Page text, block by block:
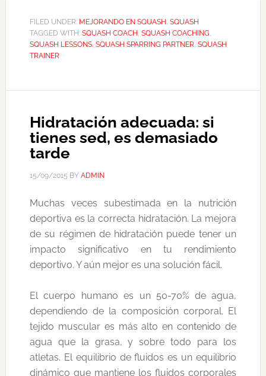
FILED UNDER: MEJORANDO EN SQUASH , SQUASH
TAGGED WITH: SQUASH COACH , SQUASH COACHING,
SQUASH LESSONS, SQUASH SPARRING PARTNER, SQUASH
TRAINER
Hidratación adecuada: si
tienes sed, es demasiado
tarde
15/09/2015 BY ADMIN
Muchas veces subestimada en la nutrición
deportiva es la correcta hidratación. La mejora
de su régimen de hidratación puede tener un
impacto significativo en tu rendimiento
deportivo. Y aún mejor es una solución fácil.
El cuerpo humano es un 50-70% de agua,
dependiendo de la composición corporal. El
tejido muscular es más alto en contenido de
agua que la grasa, y sobre todo para los
atletas. El equilibrio de fluidos es un equilibrio
dinámico que mantiene los fluidos corporales